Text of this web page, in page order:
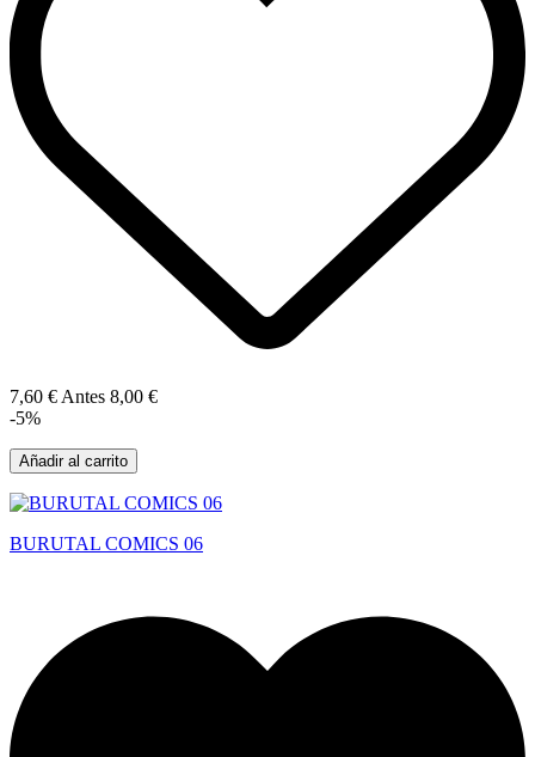
7,60 €Antes 8,00 €
-5%
Añadir al carrito
BURUTAL COMICS 06